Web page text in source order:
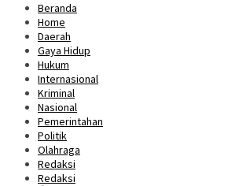
Beranda
Home
Daerah
Gaya Hidup
Hukum
Internasional
Kriminal
Nasional
Pemerintahan
Politik
Olahraga
Redaksi
Redaksi